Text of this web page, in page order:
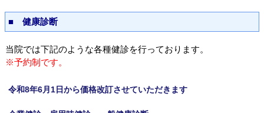
■ 健康診断
当院では下記のような各種健診を行っております。
※予約制です。
令和8年6月1日から価格改訂させていただきます